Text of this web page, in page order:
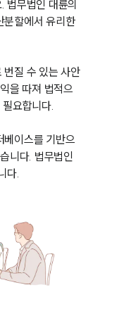
법무법인 대륜의
분할에서 유리한
번질 수 있는 사안
을 따져 법적으
요합니다.
베이스를 기반으
니다. 법무법인
다.